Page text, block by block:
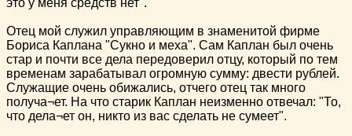
Отец мой служил управляющим в знаменитой фирме
Бориса Каплана "Сукно и меха". Сам Каплан был очень
стар и почти все дела передоверил отцу, который по тем
временам зарабатывал огромную сумму: двести рублей.
Служащие очень обижались, отчего отец так много
получа¬ет. На что старик Каплан неизменно отвечал: "То,
что дела¬ет он, никто из вас сделать не сумеет".